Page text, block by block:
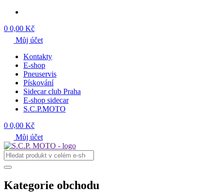
0 0,00 Kč
Můj účet
Kontakty
E-shop
Pneuservis
Pískování
Sidecar club Praha
E-shop sidecar
S.C.P.MOTO
0 0,00 Kč
Můj účet
Kategorie obchodu